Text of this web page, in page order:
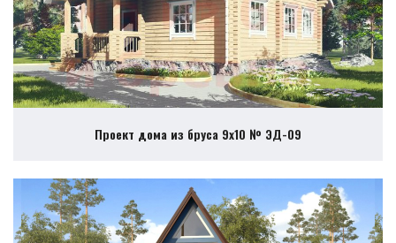
Проект дома из бруса 9х10 № ЭД-09